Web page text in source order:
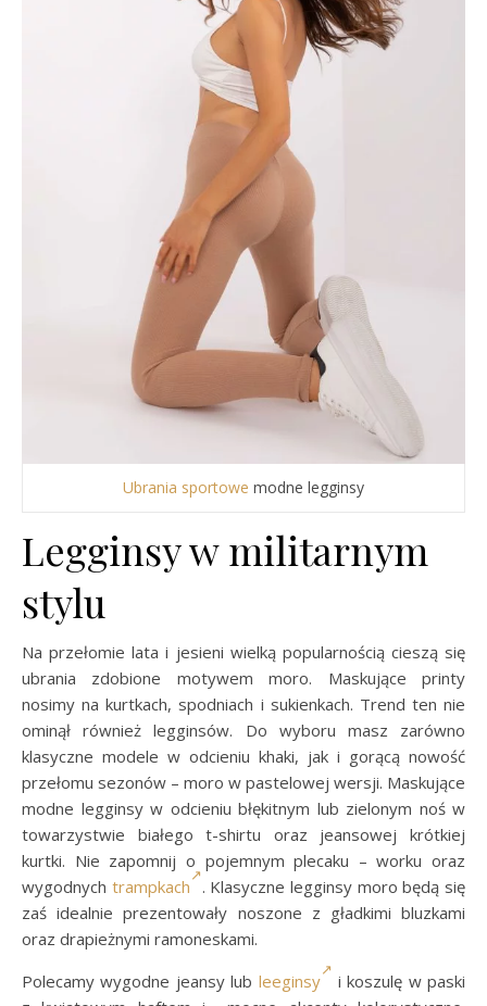
Ubrania sportowe modne legginsy
Legginsy w militarnym
stylu
Na przełomie lata i jesieni wielką popularnością cieszą się
ubrania zdobione motywem moro. Maskujące printy
nosimy na kurtkach, spodniach i sukienkach. Trend ten nie
ominął również legginsów. Do wyboru masz zarówno
klasyczne modele w odcieniu khaki, jak i gorącą nowość
przełomu sezonów – moro w pastelowej wersji. Maskujące
modne legginsy w odcieniu błękitnym lub zielonym noś w
towarzystwie białego t-shirtu oraz jeansowej krótkiej
kurtki. Nie zapomnij o pojemnym plecaku – worku oraz
wygodnych trampkach
. Klasyczne legginsy moro będą się
zaś idealnie prezentowały noszone z gładkimi bluzkami
oraz drapieżnymi ramoneskami.
Polecamy wygodne jeansy lub leeginsy
i koszulę w paski